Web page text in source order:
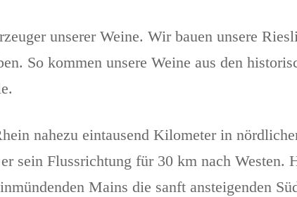
unserer Weine. Wir bauen unsere
So kommen unsere Weine aus den
nahezu eintausend Kilometer in
sein Flussrichtung für 30 km nach Westen.
Mains die sanft ansteigenden